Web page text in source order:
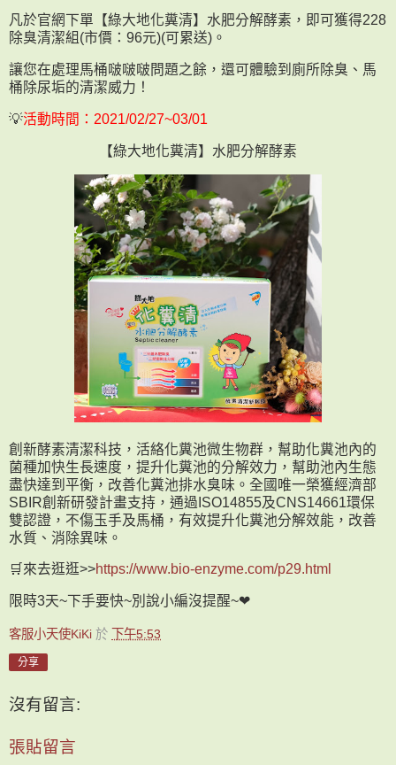
凡於官網下單【綠大地化糞清】水肥分解酵素，即可獲得228
除臭清潔組(市價：96元)(可累送)。
讓您在處理馬桶啵啵啵問題之餘，還可體驗到廁所除臭、馬
桶除尿垢的清潔威力！
💡活動時間：2021/02/27~03/01
【綠大地化糞清】水肥分解酵素
創新酵素清潔科技，活絡化糞池微生物群，幫助化糞池內的
菌種加快生長速度，提升化糞池的分解效力，幫助池內生態
盡快達到平衡，改善化糞池排水臭味。全國唯一榮獲經濟部
SBIR創新研發計畫支持，通過ISO14855及CNS14661環保
雙認證，不傷玉手及馬桶，有效提升化糞池分解效能，改善
水質、消除異味。
🛒來去逛逛>>https://www.bio-enzyme.com/p29.html
限時3天~下手要快~別說小編沒提醒~❤
客服小天使KiKi 於 下午5:53
分享
沒有留言:
張貼留言